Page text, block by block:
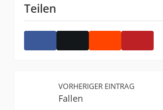
Teilen
VORHERIGER EINTRAG
Fallen